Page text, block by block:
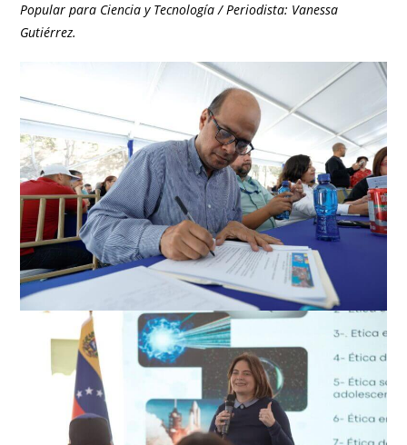
Popular para Ciencia y Tecnología / Periodista: Vanessa
Gutiérrez.